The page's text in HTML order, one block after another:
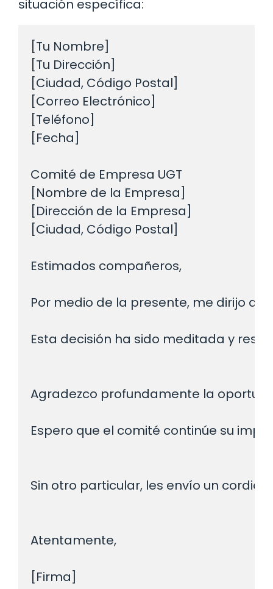
situación específica:
[Tu Nombre]
[Tu Dirección]
[Ciudad, Código Postal]
[Correo Electrónico]
[Teléfono]
[Fecha]
Comité de Empresa UGT
[Nombre de la Empresa]
[Dirección de la Empresa]
[Ciudad, Código Postal]
Estimados compañeros,
Por medio de la presente, me dirijo a
Esta decisión ha sido meditada y
Agradezco profundamente la
Espero que el comité continúe su
Sin otro particular, les envío un cordial
Atentamente,
[Firma]